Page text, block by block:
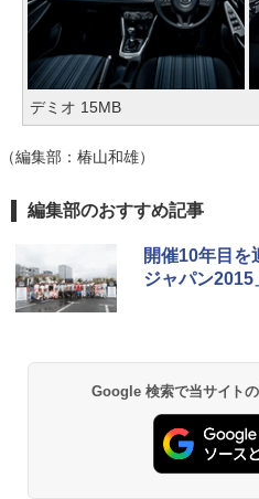
デミオ 15MB
（編集部：椿山和雄）
編集部のおすすめ記事
開催10年目を
ジャパン2015
Google 検索で当サイト